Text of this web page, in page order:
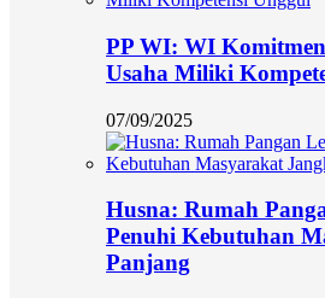
PP WI: WI
Usaha Miliki
07/09/2025
Husna: Rumah
Penuhi Kebutuhan
Panjang